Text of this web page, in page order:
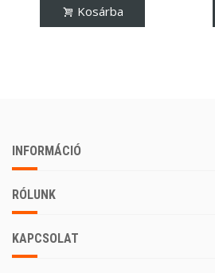
Kosárba
INFORMÁCIÓ
RÓLUNK
KAPCSOLAT